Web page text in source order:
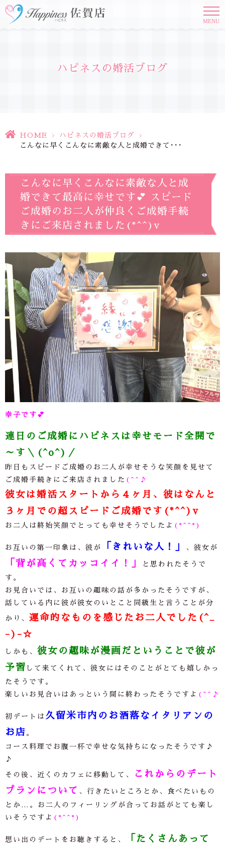
MENU
ハピネスの婚活ブログ
HOME > ハピネスの婚活ブログ
>
こんなに早くこんなに素敵な人と成婚できて･･･
こんなに早くこんなに素敵な人と成
婚できて最高に幸せです💕 スピード
ご成婚のお二人が仲良くご成婚手続
きにご来店されました(*^^)v
幸子です 💕
連日のご成婚にハピネスは幸せモード全開で
～す＼(^o^)／
昨日もスピードご成婚のお二人が幸せそうな笑顔を見せて
ご成婚手続きにご来店されました (^^♪
彼女は婚活スタートから４ヶ月、彼はなんと
３ヶ月での超スピードご成婚です(*^^)v
お二人は終始笑顔でとっても幸せそうでしたよ (*^^*)
お互いの第一印象は、彼が 「きれいな人！」 、彼女が
「背が高くてカッコイイ！」
と思われたそうで
す。
お見合いでは、お互いの趣味の話が多かったそうですが、
話している内に彼が彼女のいとこと同級生と言うことが分
かり、 運命的なものを感じたお二人でした(^_
-)-☆
しかも、 彼女の趣味が漫画だということで彼が
予習 して来てくれて、彼女にはそのことがとても嬉しかっ
たそうです。
楽しいお見合いはあっという間に終わったそうですよ (^^♪
初デートは 久留米市内のお洒落なイタリアンの
お店 。
コース料理でお腹一杯で幸せな気持ちになったそうです ♪
♪
その後、近くのカフェに移動して、
これからのデート
プランについて 、行きたいところとか、食べたいもの
とか … 。お二人のフィーリングが合ってお話がとても楽し
いそうですよ (*^^*)
想い出のデートをお聴きすると、
「たくさんあって